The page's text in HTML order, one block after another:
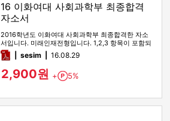
16 이화여대 사회과학부 최종합격
자소서
2016학년도 이화여대 사회과학부 최종합격한 자소
서입니다. 미래인재전형입니다. 1,2,3 항목이 포함되
어있습니다.
pdfsesim 16.08.29
2,900원 + Point
5%